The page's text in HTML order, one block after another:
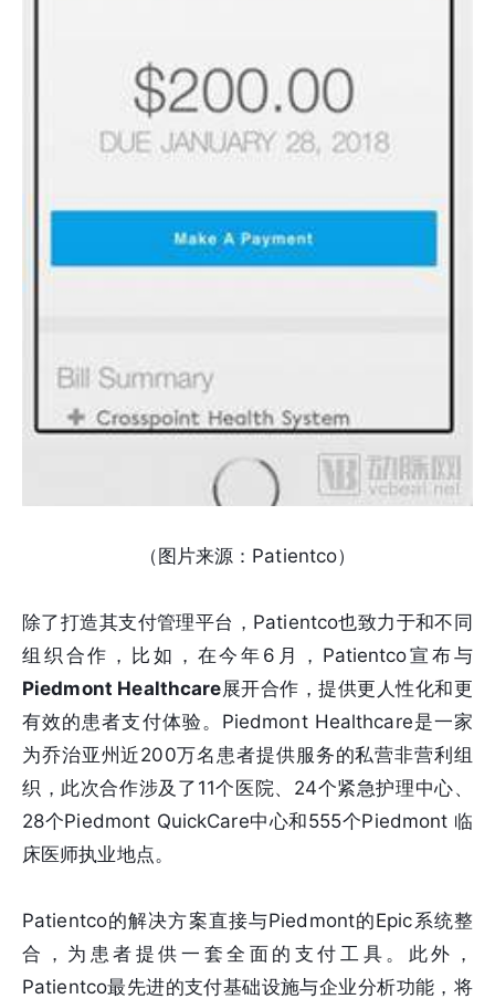
（图片来源：Patientco）
除了打造其支付管理平台，Patientco也致力于和不同
组织合作，比如，在今年6月，Patientco宣布与
Piedmont Healthcare展开合作，提供更人性化和更
有效的患者支付体验。Piedmont Healthcare是一家
为乔治亚州近200万名患者提供服务的私营非营利组
织，此次合作涉及了11个医院、24个紧急护理中心、
28个Piedmont QuickCare中心和555个Piedmont 临
床医师执业地点。
Patientco的解决方案直接与Piedmont的Epic系统整
合，为患者提供一套全面的支付工具。此外，
Patientco最先进的支付基础设施与企业分析功能，将